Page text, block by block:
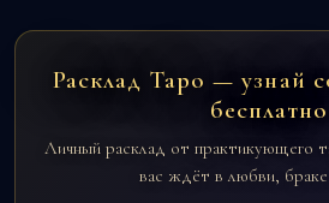
Расклад Таро — узнай
бесплатно
Личный расклад от практикующего
вас ждёт в любви,